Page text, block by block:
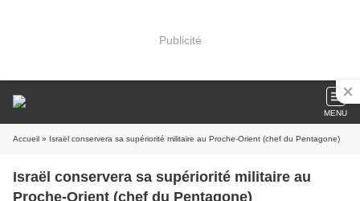
Publicité
MENU
Accueil » Israël conservera sa supériorité militaire au Proche-Orient (chef du Pentagone)
Israël conservera sa supériorité militaire au
Proche-Orient (chef du Pentagone)